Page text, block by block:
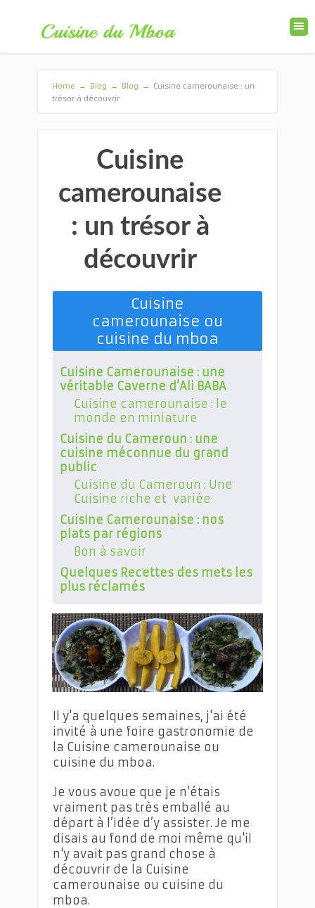
Home → Blog → Blog →
Cuisine camerounaise : un
trésor à découvrir
Cuisine
camerounaise
: un trésor à
découvrir
Cuisine
camerounaise ou
cuisine du mboa
Cuisine Camerounaise : une
véritable Caverne d’Ali BABA
Cuisine camerounaise : le
monde en miniature
Cuisine du Cameroun : une
cuisine méconnue du grand
public
Cuisine du Cameroun : Une
Cuisine riche et variée
Cuisine Camerounaise : nos
plats par régions
Bon à savoir
Quelques Recettes des mets les
plus réclamés
Cuisine camerounaise ou cuisine du mboa
Il y'a quelques semaines, j'ai été
invité à une foire gastronomie de
la Cuisine camerounaise ou
cuisine du mboa.
Je vous avoue que je n'étais
vraiment pas très emballé au
départ à l’idée d’y assister. Je me
disais au fond de moi même qu'il
n'y avait pas grand chose à
découvrir de la Cuisine
camerounaise ou cuisine du
mboa.